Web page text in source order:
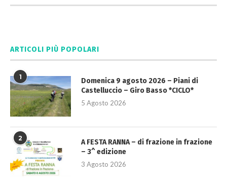
ARTICOLI PIÙ POPOLARI
1
Domenica 9 agosto 2026 – Piani di
Castelluccio – Giro Basso *CICLO*
5 Agosto 2026
2
A FESTA RANNA – di frazione in frazione
– 3^ edizione
3 Agosto 2026